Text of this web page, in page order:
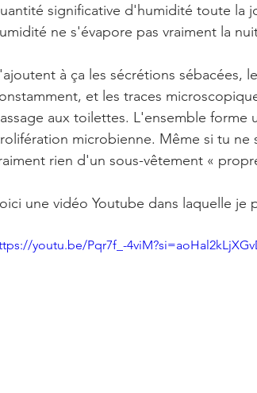
significative d'humidité toute la
ne s'évapore pas vraiment la
à ça les sécrétions sébacées,
et les traces
aux toilettes. L'ensemble forme
microbienne. Même si tu
rien d'un sous-vêtement «
une vidéo Youtube dans laquelle je
youtu.be/Pqr7f_-